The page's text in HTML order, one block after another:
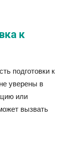
к
подготовки к
уверены в
или
вызвать